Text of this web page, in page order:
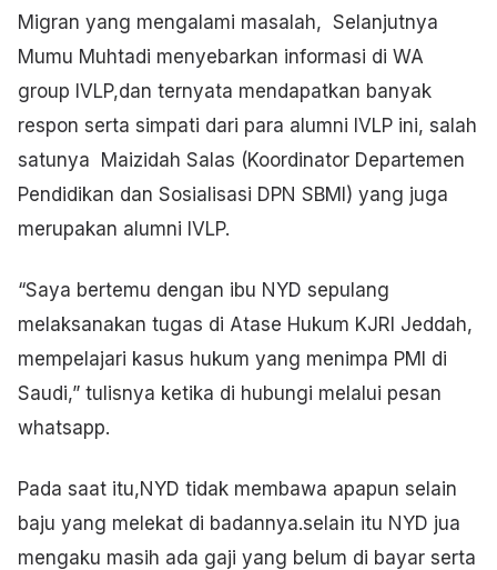
Migran yang mengalami masalah, Selanjutnya
Mumu Muhtadi menyebarkan informasi di WA
group IVLP,dan ternyata mendapatkan banyak
respon serta simpati dari para alumni IVLP ini, salah
satunya Maizidah Salas (Koordinator Departemen
Pendidikan dan Sosialisasi DPN SBMI) yang juga
merupakan alumni IVLP.
“Saya bertemu dengan ibu NYD sepulang
melaksanakan tugas di Atase Hukum KJRI Jeddah,
mempelajari kasus hukum yang menimpa PMI di
Saudi,” tulisnya ketika di hubungi melalui pesan
whatsapp.
Pada saat itu,NYD tidak membawa apapun selain
baju yang melekat di badannya.selain itu NYD jua
mengaku masih ada gaji yang belum di bayar serta